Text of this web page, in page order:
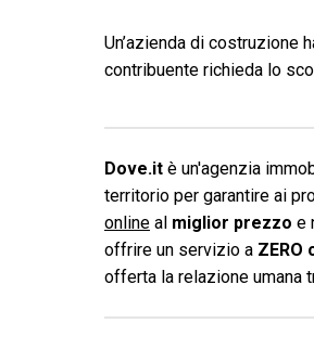
Un’azienda di costruzione
contribuente richieda lo
Dove.it è un'agenzia
territorio per garantire ai
online al miglior prezzo e
offrire un servizio a ZERO
offerta la relazione umana